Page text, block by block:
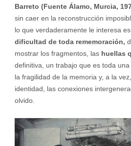
Barreto (Fuente Álamo, Murcia,
sin caer en la reconstrucción
lo que verdaderamente le interesa
dificultad de toda rememoración,
mostrar los fragmentos, las huellas
definitiva, un trabajo que es toda
la fragilidad de la memoria y, a la
identidad, las conexiones
olvido.